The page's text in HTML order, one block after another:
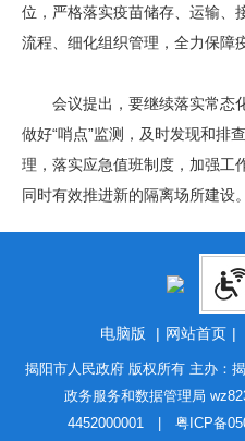
位，严格落实疫苗储存、运输、
流程、细化组织管理，全力保障
会议提出，要继续落实常态化
做好“哨点”监测，及时发现和排
理，落实应急值班制度，加强工
同时有效推进新的隔离场所建设。
电脑版 | 网站首页 |
揭阳市人民政府 版权所有 主办：
政务服务和数据管理局
4452000001 | 粤ICP备